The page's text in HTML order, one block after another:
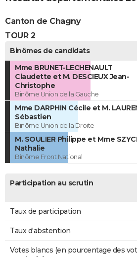
Canton de Chagny
TOUR 2
Binômes de candidats
Mme BRUNET-LECHENAULT
Claudette et M. DESCIEUX Jean-
Christophe
Binôme Union de la Gauche
Mme DARPHIN Cécile et M.
Sébastien
Binôme Union de la Droite
M. SOULIER Philippe et Mme
Nathalie
Binôme Front National
Participation au scrutin
Taux de participation
Taux d'abstention
Votes blancs (en pourcentage des